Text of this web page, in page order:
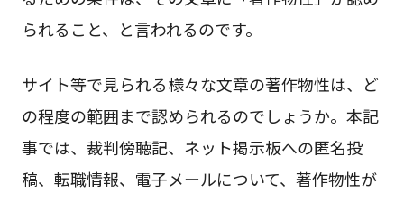
られること、と言われるのです。
サイト等で見られる様々な文章の著作物性は、ど
の程度の範囲まで認められるのでしょうか。本記
事では、裁判傍聴記、ネット掲示板への匿名投
稿、転職情報、電子メールについて、著作物性が